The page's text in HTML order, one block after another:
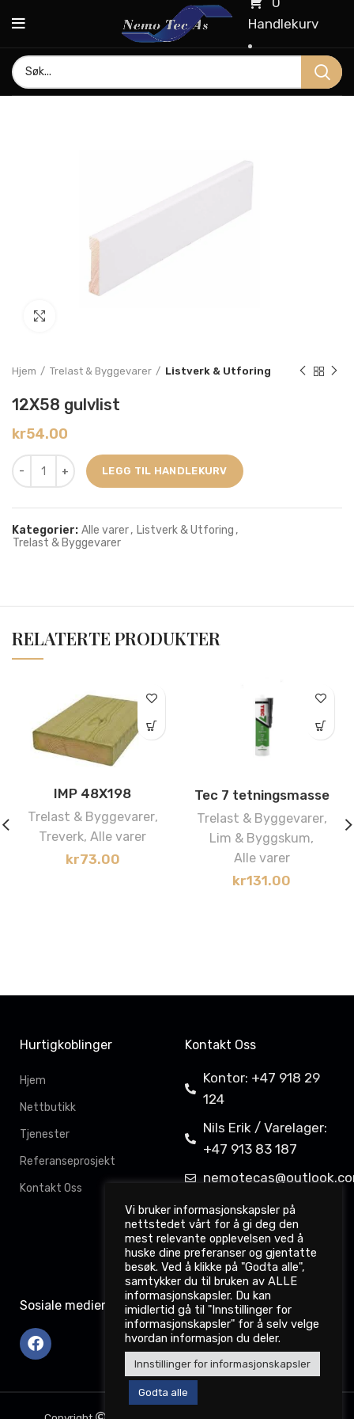
Handlekurv
Hjem Trelast & Byggevarer Listverk & Utforing
12X58 gulvlist
kr54.00
LEGG TIL HANDLEKURV
Kategorier: Alle varer, Listverk & Utforing ,
Trelast & Byggevarer
RELATERTE PRODUKTER
IMP 48X198
Trelast & Byggevarer,
Treverk, Alle varer
kr73.00
Tec 7 tetningsmasse
Trelast & Byggevarer,
Lim & Byggskum,
Alle varer
kr131.00
Hurtigkoblinger
Hjem
Nettbutikk
Tjenester
Referanseprosjekt
Kontakt Oss
Kontakt Oss
Kontor: +47 918 29
124
Nils Erik / Varelager:
+47 913 83 187
Davit Gahkkorluodda
11,
9522 Kautokeino
Sosiale medier
Vi bruker informasjonskapsler på
nettstedet vårt for å gi deg den
mest relevante opplevelsen ved å
huske dine preferanser og gjentatte
besøk. Ved å klikke på "Godta alle",
samtykker du til bruken av ALLE
informasjonskapsler. Du kan
imidlertid gå til "Innstillinger for
informasjonskapsler" for å selv velge
hvordan informasjon du deler.
Innstillinger for informasjonskapsler
Godta alle